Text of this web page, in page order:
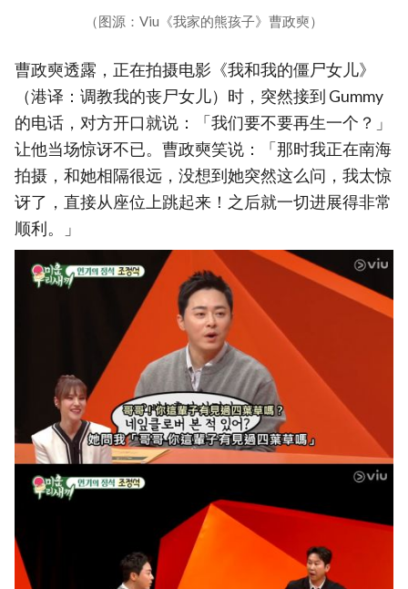
（图源：Viu《我家的熊孩子》曹政奭）
曹政奭透露，正在拍摄电影《我和我的僵尸女儿》
（港译：调教我的丧尸女儿）时，突然接到 Gummy
的电话，对方开口就说：「我们要不要再生一个？」
让他当场惊讶不已。曹政奭笑说：「那时我正在南海
拍摄，和她相隔很远，没想到她突然这么问，我太惊
讶了，直接从座位上跳起来！之后就一切进展得非常
顺利。」